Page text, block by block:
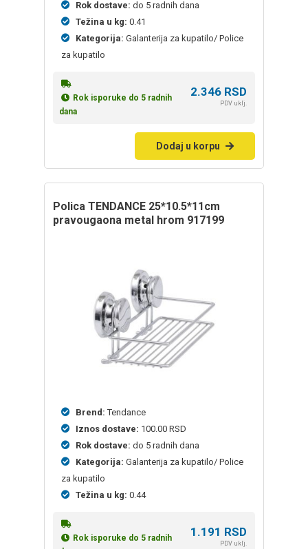
Rok dostave: do 5 radnih dana
Težina u kg: 0.41
Kategorija: Galanterija za kupatilo/ Police
za kupatilo
Rok isporuke do 5 radnih
dana
2.346 RSD
PDV uklj.
Dodaj u korpu
polica TENDANCE 25*10.5*11cm
pravougaona metal hrom 917199
Brend: Tendance
Iznos dostave: 100.00 RSD
Rok dostave: do 5 radnih dana
Kategorija: Galanterija za kupatilo/ Police
za kupatilo
Težina u kg: 0.44
Rok isporuke do 5 radnih
1.191 RSD
PDV uklj.